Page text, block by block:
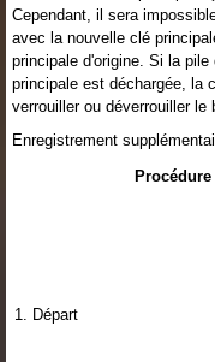
Cependant, il sera
avec la nouvelle clé
principale d'origine. Si la
principale est déchargée, la
verrouiller ou déverrouiller le
Enregistrement
Procédure
1. Départ